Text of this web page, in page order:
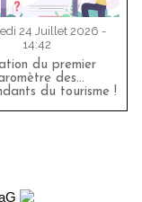
24 Juillet 2026 -
14:42
du premier
des…
du tourisme !